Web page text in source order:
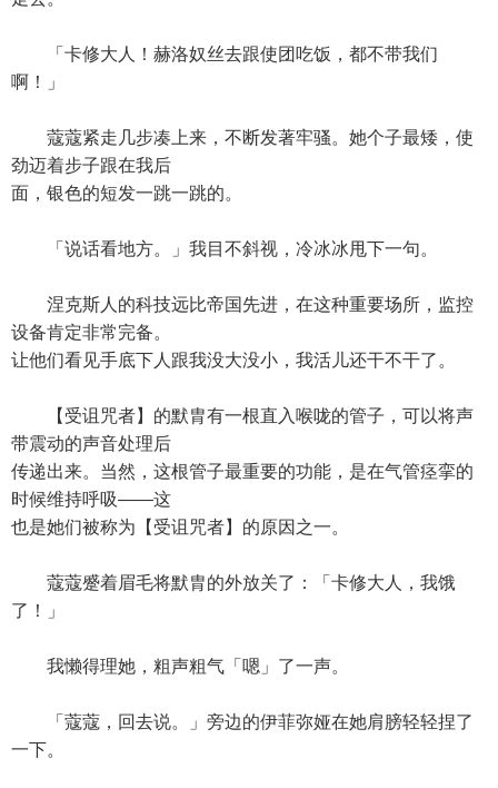
「卡修大人！赫洛奴丝去跟使团吃饭，都不带我们
啊！」
蔻蔻紧走几步凑上来，不断发著牢骚。她个子最矮，使
劲迈着步子跟在我后
面，银色的短发一跳一跳的。
「说话看地方。」我目不斜视，冷冰冰甩下一句。
涅克斯人的科技远比帝国先进，在这种重要场所，监控
设备肯定非常完备。
让他们看见手底下人跟我没大没小，我活儿还干不干了。
【受诅咒者】的默胄有一根直入喉咙的管子，可以将声
带震动的声音处理后
传递出来。当然，这根管子最重要的功能，是在气管痉挛的
时候维持呼吸——这
也是她们被称为【受诅咒者】的原因之一。
蔻蔻蹙着眉毛将默胄的外放关了：「卡修大人，我饿
了！」
我懒得理她，粗声粗气「嗯」了一声。
「蔻蔻，回去说。」旁边的伊菲弥娅在她肩膀轻轻捏了
一下。